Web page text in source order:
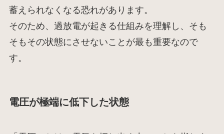
蓄えられなくなる恐れがあります。
そのため、過放電が起きる仕組みを理解し、そも
そもその状態にさせないことが最も重要なので
す。
電圧が極端に低下した状態